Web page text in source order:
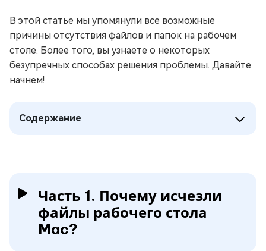
В этой статье мы упомянули все возможные
причины отсутствия файлов и папок на рабочем
столе. Более того, вы узнаете о некоторых
безупречных способах решения проблемы. Давайте
начнем!
Содержание
Часть 1. Почему исчезли
файлы рабочего стола
Mac?